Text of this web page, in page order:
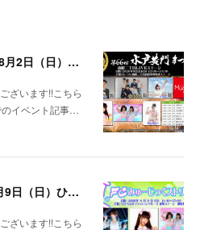
茨城遠征!!【無料イベント】8月2日（日）水戸黄門まつり
ざいます!!こちら
イベント記事…
茨城遠征!!【無料ライブ】8月9日（日）ひたちなかファッションクルーズ 野外ステージ
ざいます!!こちら